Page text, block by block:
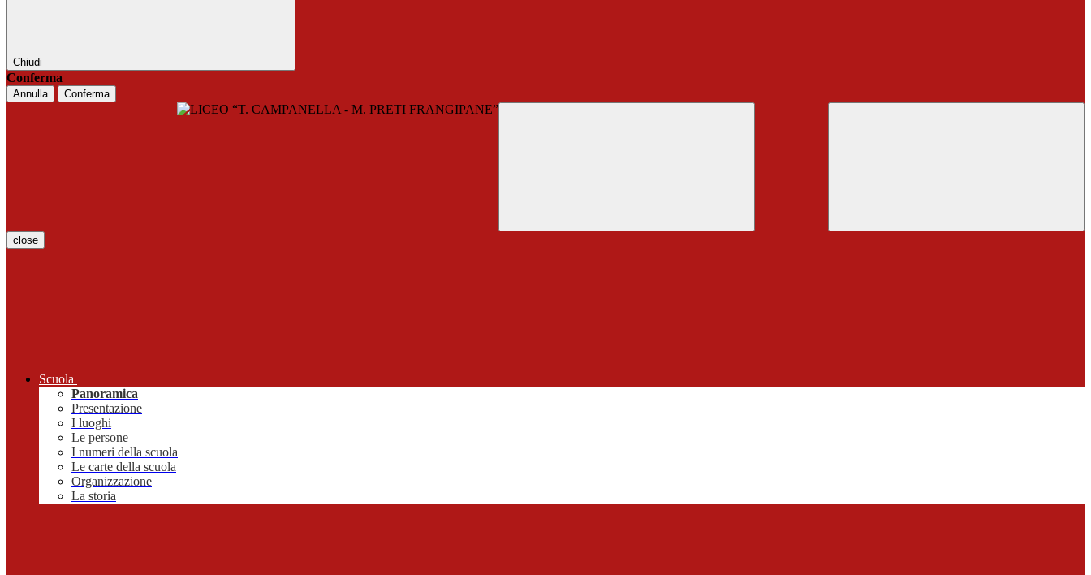
Chiudi
Conferma
Annulla Conferma
close
Scuola
Panoramica
Presentazione
I luoghi
Le persone
I numeri della scuola
Le carte della scuola
Organizzazione
La storia